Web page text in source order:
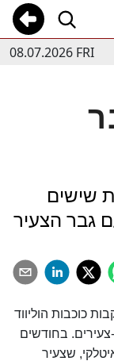
08.07.2026 FRI
שישים
גבר הצעיר
(60), הולכת בעקבות כוכבות הוליווד
בחודשים
שצעיר